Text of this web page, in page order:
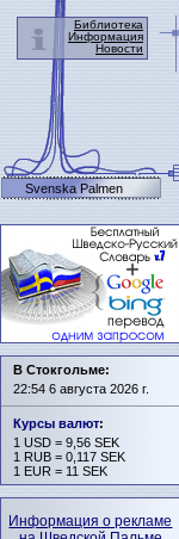
Библиотека
Информация
Новости
Svenska Palmen
В Стокгольме:
22:54 6 августа 2026 г.
Курсы валют:
1 USD = 9,56 SEK
1 RUB = 0,117 SEK
1 EUR = 11 SEK
Информация о рекламе